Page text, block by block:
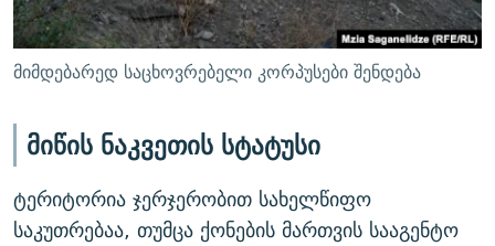
მიმდებარედ საცხოვრებელი კორპუსები შენდება
მიწის ნაკვეთის სტატუსი
ტერიტორია ჯერჯერობით სახელწიფო
საკუთრებაა, თუმცა ქონების მართვის სააგენტო